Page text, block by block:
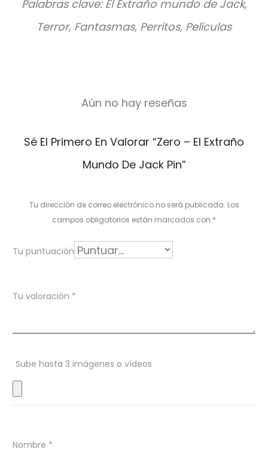
Palabras clave: El Extraño mundo de Jack,
Terror, Fantasmas, Perritos, Películas
V
c
o
n
s
Aún no hay reseñas
Sé El Primero En Valorar “Zero – El Extraño
Mundo De Jack Pin”
Tu dirección de correo electrónico no será publicada. Los
campos obligatorios están marcados con *
Tu puntuación
Tu valoración *
Sube hasta 3 imágenes o vídeos
Nombre *